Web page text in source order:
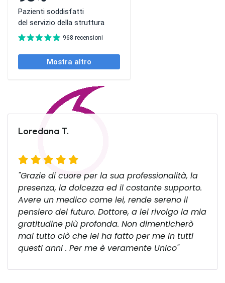
Loredana T.
"Grazie di cuore per la sua professionalità, la
presenza, la dolcezza ed il costante supporto.
Avere un medico come lei, rende sereno il
pensiero del futuro. Dottore, a lei rivolgo la mia
gratitudine più profonda. Non dimenticherò
mai tutto ciò che lei ha fatto per me in tutti
questi anni . Per me è veramente Unico"